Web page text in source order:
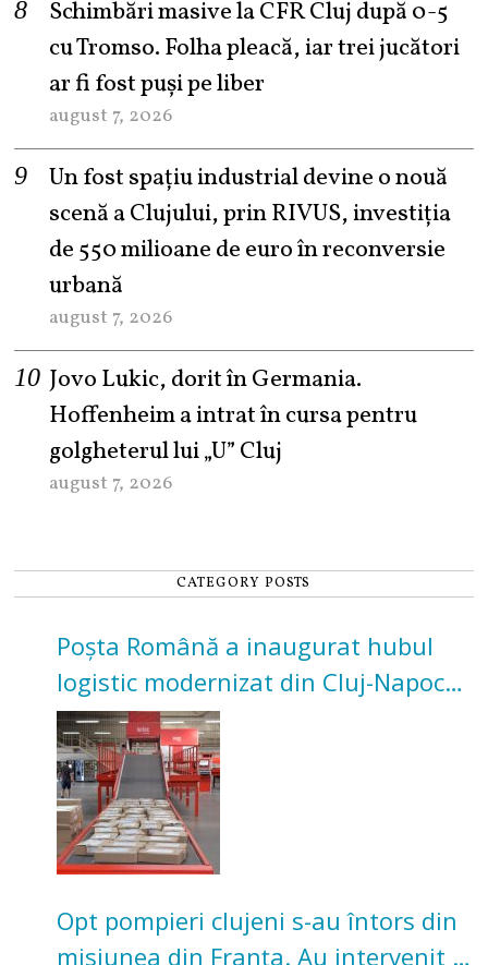
Schimbări masive la CFR Cluj după 0-5
cu Tromso. Folha pleacă, iar trei jucători
ar fi fost puși pe liber
august 7, 2026
Un fost spațiu industrial devine o nouă
scenă a Clujului, prin RIVUS, investiția
de 550 milioane de euro în reconversie
urbană
august 7, 2026
Jovo Lukic, dorit în Germania.
Hoffenheim a intrat în cursa pentru
golgheterul lui „U” Cluj
august 7, 2026
CATEGORY POSTS
Poșta Română a inaugurat hubul
logistic modernizat din Cluj-Napoca.
Investiție de 3 milioane de euro
Opt pompieri clujeni s-au întors din
misiunea din Franța. Au intervenit la